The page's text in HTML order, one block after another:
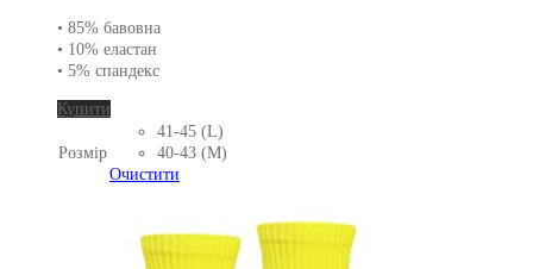
• 85% бавовна
• 10% еластан
• 5% спандекс
Купити
товар
кілька
можна
вибрати
Розмір
41-45 (L)
40-43 (M)
Очистити